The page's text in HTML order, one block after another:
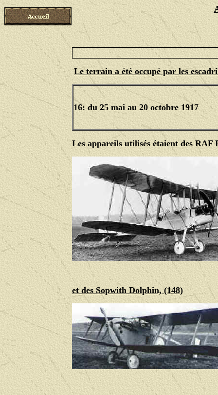
Le terrain a été occupé par les
16: du 25 mai au 20 octobre 1917
Les appareils utilisés étaient des RAF
et des Sopwith Dolphin, (148)